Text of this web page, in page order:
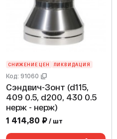
СНИЖЕНИЕ ЦЕН ЛИКВИДАЦИЯ
Код: 91060
Сэндвич-Зонт (d115,
409 0.5, d200, 430 0.5
нерж - нерж)
1 414,80 ₽ / шт